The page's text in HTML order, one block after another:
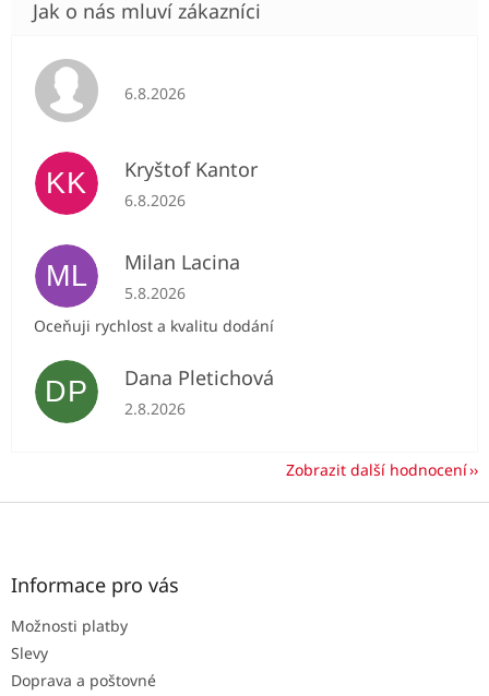
Hodnocení obchodu je 5 z 5 hvězdiček.
6.8.2026
KK Kryštof Kantor
Hodnocení obchodu je 5 z 5 hvězdiček.
6.8.2026
ML Milan Lacina
Hodnocení obchodu je 5 z 5 hvězdiček.
5.8.2026
Oceňuji rychlost a kvalitu dodání
DP Dana Pletichová
Hodnocení obchodu je 5 z 5 hvězdiček.
2.8.2026
Zobrazit další hodnocení
Z
Informace pro vás
Možnosti platby
Slevy
Doprava a poštovné